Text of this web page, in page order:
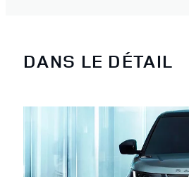
DANS LE DÉTAIL